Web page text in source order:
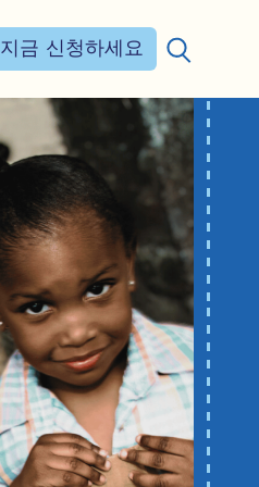
지금 신청하세요
검색: